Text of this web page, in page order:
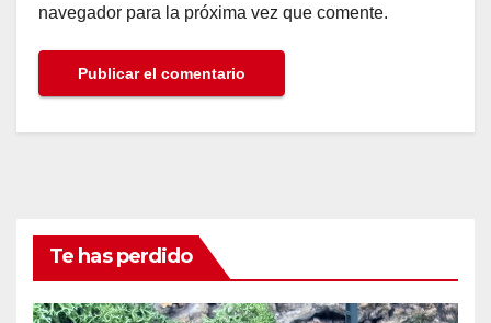
navegador para la próxima vez que comente.
Te has perdido